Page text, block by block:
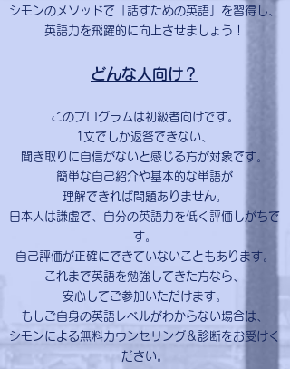
シモンのメソッドで「話すための英語」を習得し、
英語力を飛躍的に向上させましょう！
どんな人向け？
このプログラムは初級者向けです。
1文でしか返答できない、
聞き取りに自信がないと感じる方が対象です。
簡単な自己紹介や基本的な単語が
理解できれば問題ありません。
日本人は謙虚で、自分の英語力を低く評価しがちで
す。
自己評価が正確にできていないこともあります。
これまで英語を勉強してきた方なら、
安心してご参加いただけます。
もしご自身の英語レベルがわからない場合は、
シモンによる無料カウンセリング＆診断をお受けく
ださい。